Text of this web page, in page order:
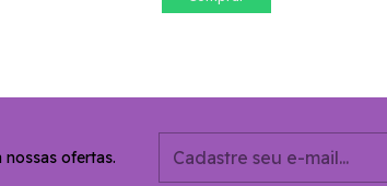
nossas ofertas.